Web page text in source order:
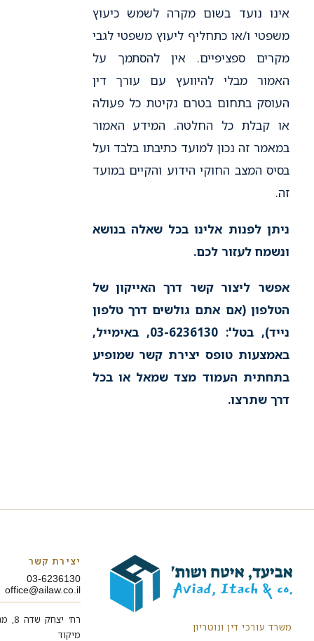
אינו נועד בשום מקרה לשמש כיעוץ
משפטי ו/או כתחליף ליעוץ משפטי לגבי
מקרים ספציפיים. אין להסתמך על
האמור מבלי להיוועץ עם עורך דין
העוסק בתחום בטרם נקיטת כל פעולה
או קבלת כל החלטה. המידע האמור
במאמר זה נכון למועד כתיבתו בלבד ועל
בסיס המצב החוקי הידוע והקיים במועד
זה.
ניתן לפנות אלינו בכל שאלה בנושא
ונשמח לעזור לכם.
אפשר ליצור קשר דרך האייקון של
הטלפון (אם אתם גולשים דרך טלפון
נייד), בטל': 03-6236130, באימייל,
באמצעות טופס יצירת קשר שמופיע
בתחתית העמוד מצד שמאל או בכל
דרך שתרצו.
משרד עורכי דין ונוטריון
יצירת קשר
03-6236130
office@ailaw.co.il
מיקוד